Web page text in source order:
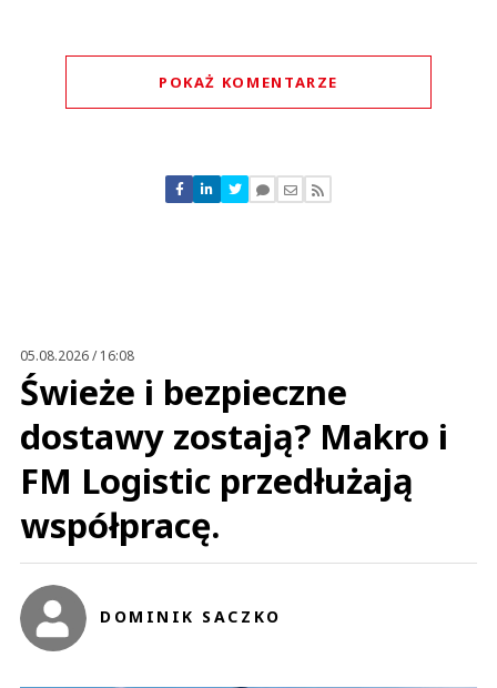
POKAŻ KOMENTARZE
Nie znaleziono komentarzy
Zostaw swoje komentarze
05.08.2026 / 16:08
Świeże i bezpieczne
dostawy zostają? Makro i
FM Logistic przedłużają
współpracę.
DOMINIK SACZKO